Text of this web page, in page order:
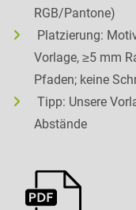
RGB/Pantone)
Platzierung:
Vorlage, ≥5 mm
Pfaden; keine
Tipp: Unsere
Abstände